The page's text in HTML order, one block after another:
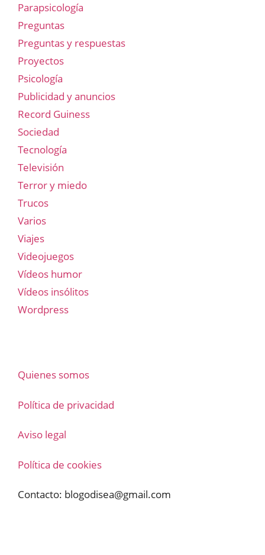
Parapsicología
Preguntas
Preguntas y respuestas
Proyectos
Psicología
Publicidad y anuncios
Record Guiness
Sociedad
Tecnología
Televisión
Terror y miedo
Trucos
Varios
Viajes
Videojuegos
Vídeos humor
Vídeos insólitos
Wordpress
Quienes somos
Política de privacidad
Aviso legal
Política de cookies
Contacto: blogodisea@gmail.com